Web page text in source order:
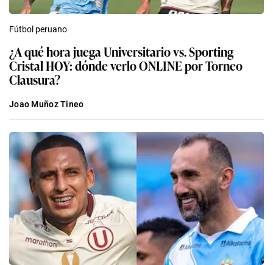
Fútbol peruano
¿A qué hora juega Universitario vs. Sporting
Cristal HOY: dónde verlo ONLINE por Torneo
Clausura?
Joao Muñoz Tineo